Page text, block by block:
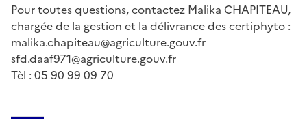
Pour toutes questions, contactez Malika CHAPITEAU,
chargée de la gestion et la délivrance des certiphyto :
malika.chapiteau@agriculture.gouv.fr
sfd.daaf971@agriculture.gouv.fr
Tèl : 05 90 99 09 70